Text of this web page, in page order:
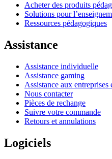
Acheter des produits
Solutions pour
Ressources pédagogiques
Assistance
Assistance individuelle
Assistance gaming
Assistance aux entreprises
Nous contacter
Pièces de rechange
Suivre votre commande
Retours et annulations
Logiciels